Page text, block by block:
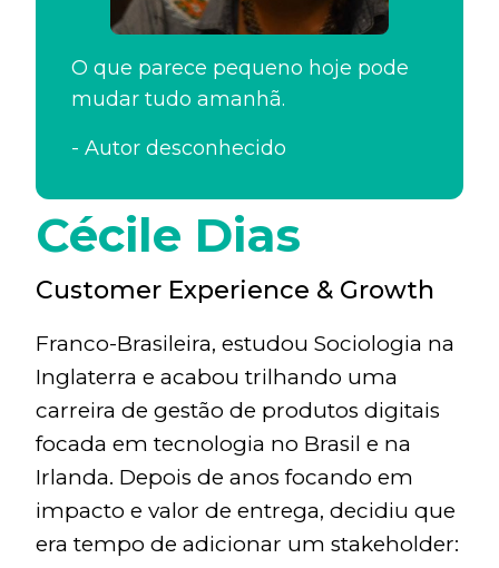
O que parece pequeno hoje pode
mudar tudo amanhã.
- Autor desconhecido
Cécile Dias
Customer Experience & Growth
Franco-Brasileira, estudou Sociologia na
Inglaterra e acabou trilhando uma
carreira de gestão de produtos digitais
focada em tecnologia no Brasil e na
Irlanda. Depois de anos focando em
impacto e valor de entrega, decidiu que
era tempo de adicionar um stakeholder: